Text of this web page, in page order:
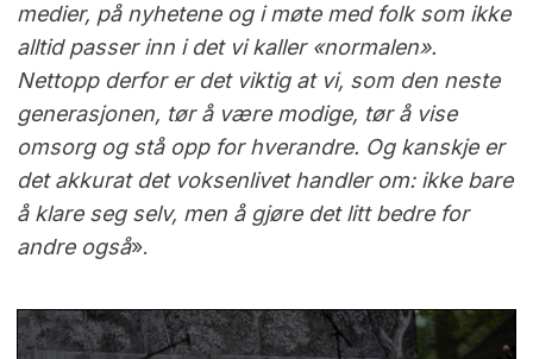
medier, på nyhetene og i møte med folk som ikke
alltid passer inn i det vi kaller «normalen».
Nettopp derfor er det viktig at vi, som den neste
generasjonen, tør å være modige, tør å vise
omsorg og stå opp for hverandre. Og kanskje er
det akkurat det voksenlivet handler om: ikke bare
å klare seg selv, men å gjøre det litt bedre for
andre også».